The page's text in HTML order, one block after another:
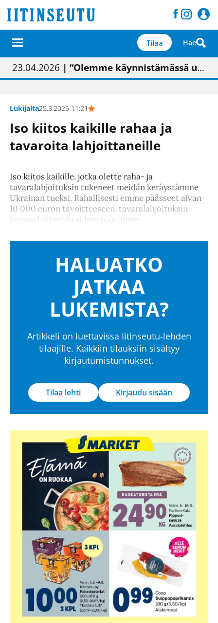
Tilaa Hae
01.02.2026 | Painon vaihtumisen pitäisi näkyä hieman parempana painojäljen laatuna lehdessä
05.02.2026 | Uudistettu kunnantalo on valoisa
23.04.2026 | “Olemme käynnistämässä uudelleen keskustavisiotyön”
09.05.2026| "Maalla on totuttu elämään omavaraisemmin kuin kaupungissa"
Lukijalta25.3.2025 11:21
Iso kiitos kaikille rahaa ja
tavaroita lahjoittaneille
Iso kiitos kaikille, jotka olette raha- ja
tavaralahjoituksin tukeneet meidän keräystämme
Ukrainan tueksi. Rahallisesti emme päässeet aivan
10 000 euron tavoitteeseen, tavaralahjoituksin
kanssa kuitenkin siihen pääsimme.
HALUATKO
JATKAA
LUKEMISTA?
Artikkeli on luettavissa Iitinseutu-lehden
tilaajille. Kaikkiin tilauksiin sisältyy
kirjautumistunnukset.
Tilaa lehti Kirjaudu sisään